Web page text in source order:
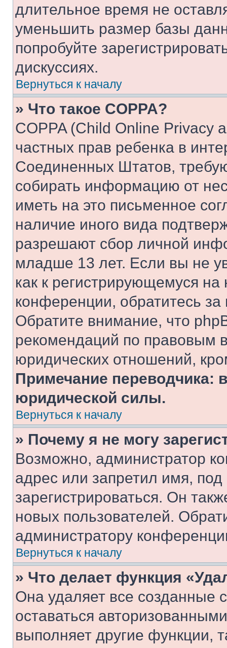
длительное время не
уменьшить размер базы
попробуйте
дискуссиях.
Вернуться к началу
» Что такое COPPA?
COPPA (Child Online Privacy
частных прав ребенка в
Соединенных Штатов,
собирать информацию от
иметь на это письменное
наличие иного вида
разрешают сбор личной
младше 13 лет. Если вы не
как к регистрирующемуся
конференции, обратитесь
Обратите внимание, что
рекомендаций по правовым
юридических отношений,
Примечание переводчика:
юридической силы.
Вернуться к началу
» Почему я не могу
Возможно, администратор
адрес или запретил имя,
зарегистрироваться. Он
новых пользователей.
администратору
Вернуться к началу
» Что делает функция
Она удаляет все созданные
оставаться
выполняет другие функции,